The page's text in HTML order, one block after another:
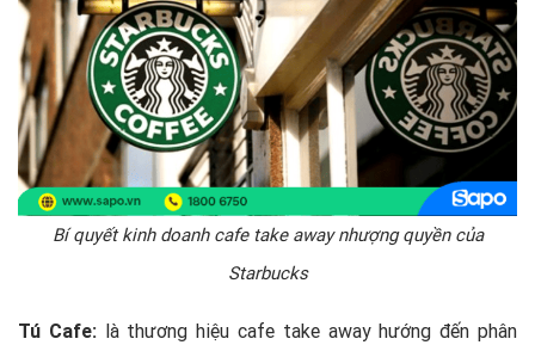
Bí quyết kinh doanh cafe take away nhượng quyền của
Starbucks
Tú Cafe:là thương hiệu cafe take away hướng đến phân